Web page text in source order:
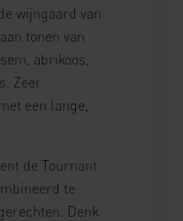
wijngaard van
tonen van
abrikoos,
Zeer
een lange,
de Tournant
te
Denk